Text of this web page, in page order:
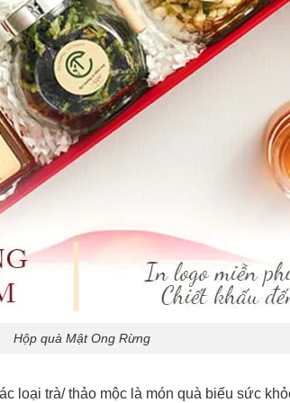
Hộp quà Mật Ong Rừng
loại trà/ thảo mộc là món quà biếu sức